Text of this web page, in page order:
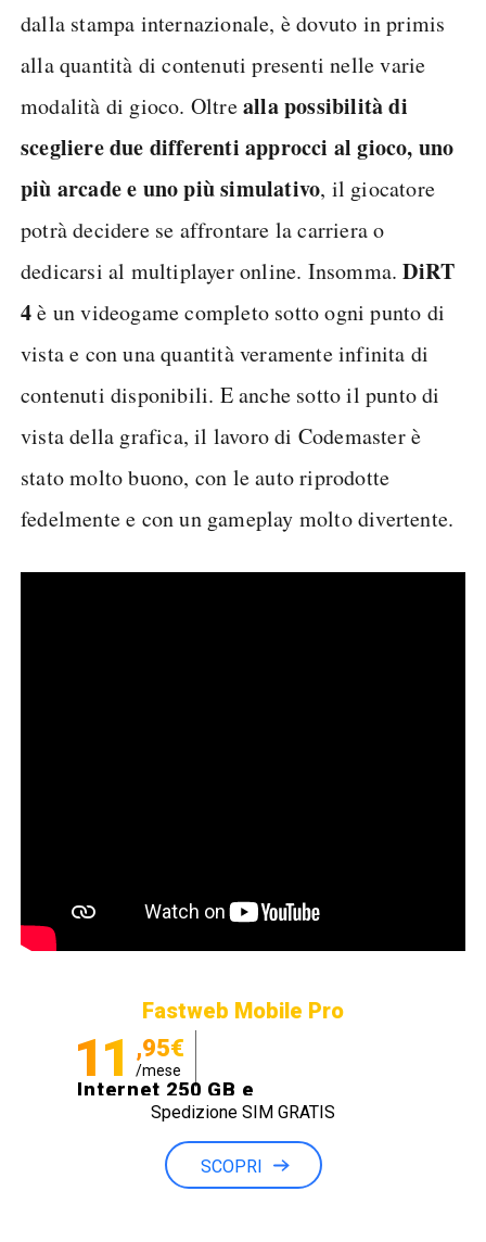
dalla stampa internazionale, è dovuto in primis
alla quantità di contenuti presenti nelle varie
modalità di gioco. Oltrealla possibilità di
scegliere due differenti approcci al gioco, uno
più arcade e uno più simulativo, il giocatore
potrà decidere se affrontare la carriera o
dedicarsi al multiplayer online. Insomma.DiRT
4è un videogame completo sotto ogni punto di
vista e con una quantità veramente infinita di
contenuti disponibili. E anche sotto il punto di
vista della grafica, il lavoro di Codemaster è
stato molto buono, con le auto riprodotte
fedelmente e con un gameplay molto divertente.
Fastweb Mobile Pro
11 ,95€
/mese
Internet 250 GB e
Minuti illimitati
Spedizione SIM GRATIS
SCOPRI